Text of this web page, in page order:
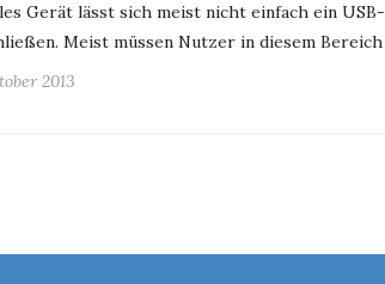
Gerät lässt sich meist nicht einfach ein
Meist müssen Nutzer in diesem
2013